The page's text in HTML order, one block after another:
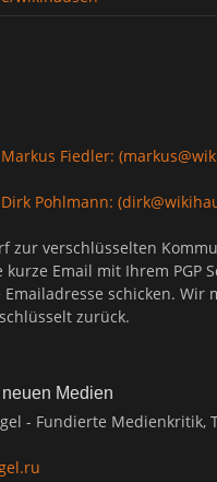
Fiedler:
Pohlmann:
zur verschlüsselten
kurze Email mit Ihrem PGP
schicken. Wir
zurück.
Medien
- Fundierte Medienkritik,